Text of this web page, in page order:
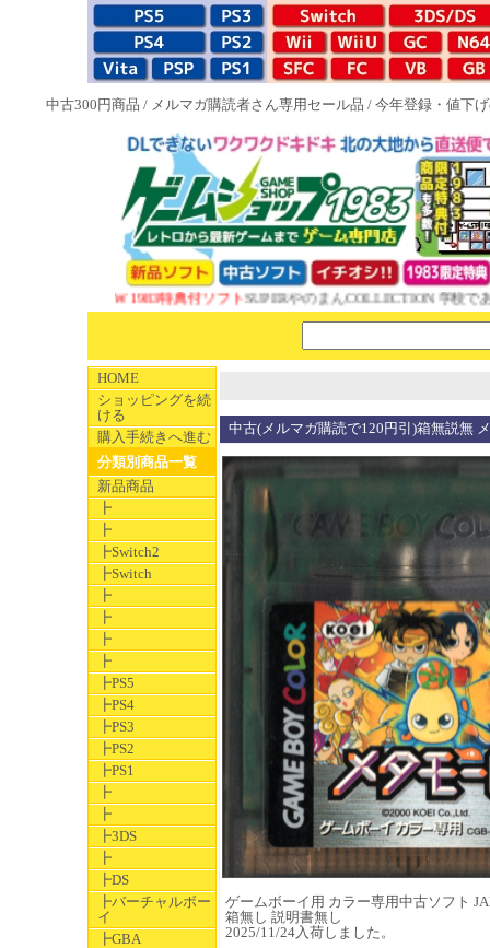
中古300円商品 / メルマガ購読者さん専用セール品 / 今年登録・値下
NEW 1983特典付ソフトSUPERやのまんCOLLECTION 学校であっ
HOME
ショッピングを続
ける
購入手続きへ進む
分類別商品一覧
新品商品
┣
┣
┣Switch2
┣Switch
┣
┣
┣
┣
┣PS5
┣PS4
┣PS3
┣PS2
┣PS1
┣
┣
┣3DS
┣
┣DS
┣バーチャルボー
イ
┣GBA
中古(メルマガ購読で120円引)箱無説無
ゲームボーイ用 カラー専用中古ソフト
箱無し 説明書無し
2025/11/24入荷しました。